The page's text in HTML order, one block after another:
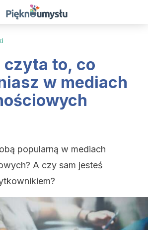
czyta to, co
w mediach
popularną w mediach
A czy sam jesteś